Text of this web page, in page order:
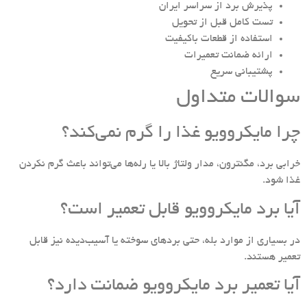
پذیرش برد از سراسر ایران
تست کامل قبل از تحویل
استفاده از قطعات باکیفیت
ارائه ضمانت تعمیرات
پشتیبانی سریع
سوالات متداول
چرا مایکروویو غذا را گرم نمی‌کند؟
خرابی برد، مگنترون، مدار ولتاژ بالا یا رله‌ها می‌تواند باعث گرم نکردن
غذا شود.
آیا برد مایکروویو قابل تعمیر است؟
در بسیاری از موارد بله، حتی بردهای سوخته یا آسیب‌دیده نیز قابل
تعمیر هستند.
آیا تعمیر برد مایکروویو ضمانت دارد؟